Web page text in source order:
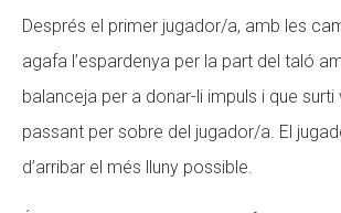
Després el primer jugador/a, amb les
agafa l’espardenya per la part del taló
balanceja per a donar-li impuls i que surti
passant per sobre del jugador/a. El
d’arribar el més lluny possible.